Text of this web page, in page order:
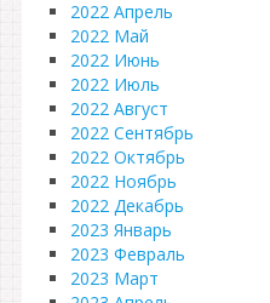
2022 Апрель
2022 Май
2022 Июнь
2022 Июль
2022 Август
2022 Сентябрь
2022 Октябрь
2022 Ноябрь
2022 Декабрь
2023 Январь
2023 Февраль
2023 Март